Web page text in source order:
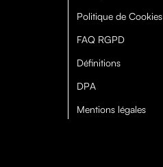
Politique de Cookies
FAQ RGPD
Définitions
DPA
Mentions légales